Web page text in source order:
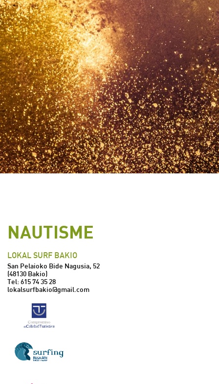
NAUTISME
LOKAL SURF BAKIO
San Pelaioko Bide Nagusia, 52
(48130 Bakio)
Tel:615 74 35 28
lokalsurfbakio@gmail.com